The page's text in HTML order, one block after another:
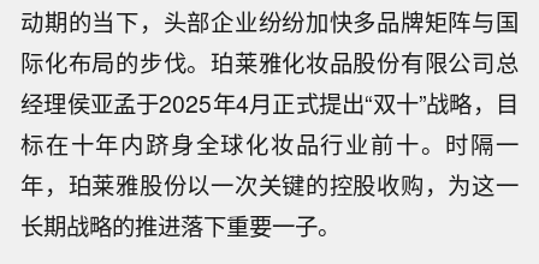
动期的当下，头部企业纷纷加快多品牌矩阵与国
际化布局的步伐。珀莱雅化妆品股份有限公司总
经理侯亚孟于2025年4月正式提出“双十”战略，目
标在十年内跻身全球化妆品行业前十。时隔一
年，珀莱雅股份以一次关键的控股收购，为这一
长期战略的推进落下重要一子。